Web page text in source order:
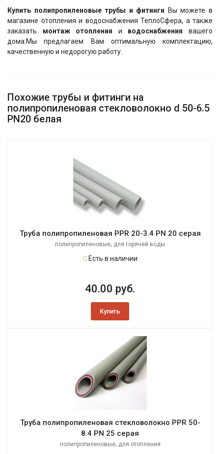
Купить полипропиленовые трубы и фитинги
Вы можете в
магазине отопления и водоснабжения ТеплоСфера, а также
заказать монтаж отопления и водоснабжениявашего
дома.Мы предлагаем Вам оптимальную комплектацию,
качественную и недорогую работу.
Похожие трубы и фитинги на
полипропиленовая стекловолокно d 50-6.5
PN20 белая
Труба полипропиленовая PPR 20-3.4 PN 20 серая
полипропиленовые, для горячей воды
Есть в наличии
40.00 руб.
Купить
Труба полипропиленовая стекловолокно PPR 50-
8.4 PN 25 серая
полипропиленовые, для отопления